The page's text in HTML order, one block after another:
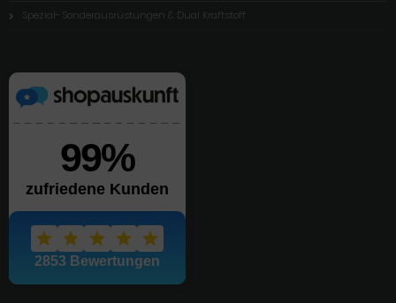
Spezial- Sonderausrüstungen & Dual Kraftstoff